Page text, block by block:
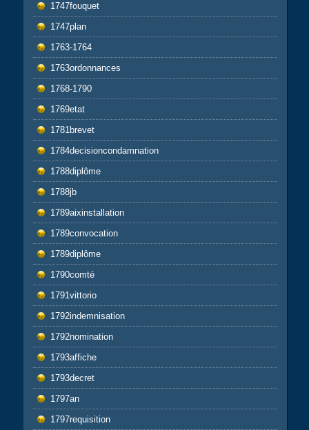
1747fouquet
1747plan
1763-1764
1763ordonnances
1768-1790
1769etat
1781brevet
1784decisioncondamnation
1788diplôme
1788jb
1789aixinstallation
1789convocation
1789diplôme
1790comté
1791vittorio
1792indemnisation
1792nomination
1793affiche
1793decret
1797an
1797requisition